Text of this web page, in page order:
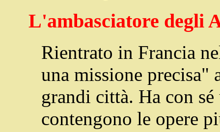
L'ambasciatore degli
Rientrato in Francia
una missione
grandi città. Ha con
contengono le opere